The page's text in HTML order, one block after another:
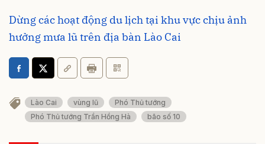
Dừng các hoạt động du lịch tại khu vực chịu ảnh
hưởng mưa lũ trên địa bàn Lào Cai
Lào Cai vùng lũ
Phó Thủ tướng
Phó Thủ tướng Trần Hồng Hà
bão số 10